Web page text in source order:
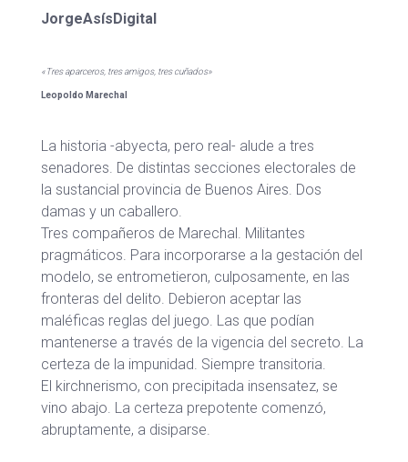
JorgeAsísDigital
«Tres aparceros, tres amigos, tres cuñados»
Leopoldo Marechal
La historia -abyecta, pero real- alude a tres
senadores. De distintas secciones electorales de
la sustancial provincia de Buenos Aires. Dos
damas y un caballero.
Tres compañeros de Marechal. Militantes
pragmáticos. Para incorporarse a la gestación del
modelo, se entrometieron, culposamente, en las
fronteras del delito. Debieron aceptar las
maléficas reglas del juego. Las que podían
mantenerse a través de la vigencia del secreto. La
certeza de la impunidad. Siempre transitoria.
El kirchnerismo, con precipitada insensatez, se
vino abajo. La certeza prepotente comenzó,
abruptamente, a disiparse.